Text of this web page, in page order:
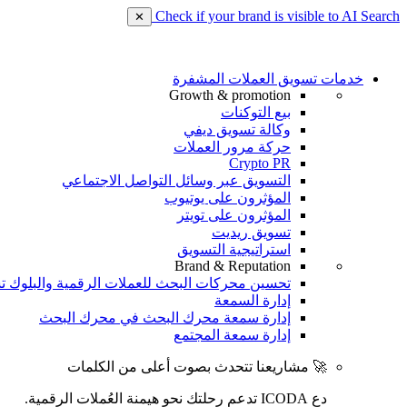
Check if your brand is visible to AI Search
✕
خدمات تسويق العملات المشفرة
Growth & promotion
بيع التوكنات
وكالة تسويق ديفي
حركة مرور العملات
Crypto PR
التسويق عبر وسائل التواصل الاجتماعي
المؤثرون على يوتيوب
المؤثرون على تويتر
تسويق ريديت
استراتيجية التسويق
Brand & Reputation
تحسين محركات البحث للعملات الرقمية والبلوك
إدارة السمعة
إدارة سمعة محرك البحث في محرك البحث
إدارة سمعة المجتمع
🚀 مشاريعنا تتحدث بصوت أعلى من الكلمات
دع ICODA تدعم رحلتك نحو هيمنة العُملات الرقمية.